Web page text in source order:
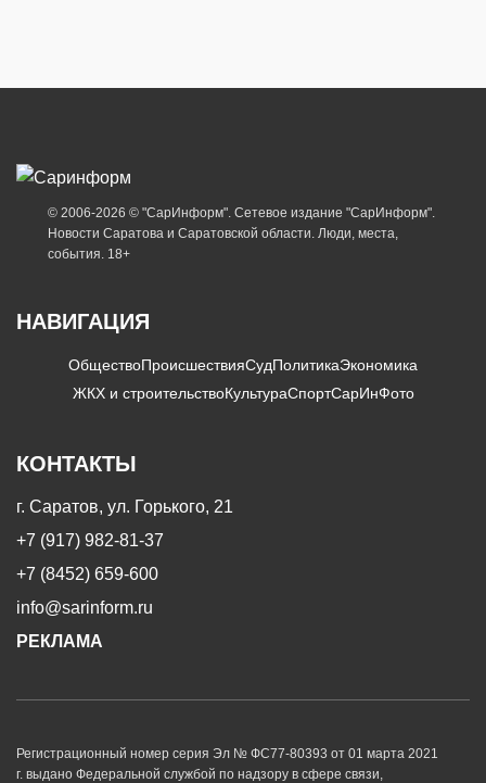
© 2006-2026 © "СарИнформ". Сетевое издание "СарИнформ".
Новости Саратова и Саратовской области. Люди, места,
события. 18+
НАВИГАЦИЯ
ОбществоПроисшествияСудПолитикаЭкономика
ЖКХ и строительствоКультураСпортСарИнФото
КОНТАКТЫ
г. Саратов, ул. Горького, 21
+7 (917) 982-81-37
+7 (8452) 659-600
info@sarinform.ru
РЕКЛАМА
Регистрационный номер серия Эл № ФС77-80393 от 01 марта 2021
г. выдано Федеральной службой по надзору в сфере связи,